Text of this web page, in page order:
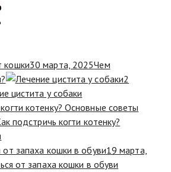
30 марта, 2025Чем
2
цистита у собаки
подстричь когти котенку?
19 марта,
от запаха кошки в обуви